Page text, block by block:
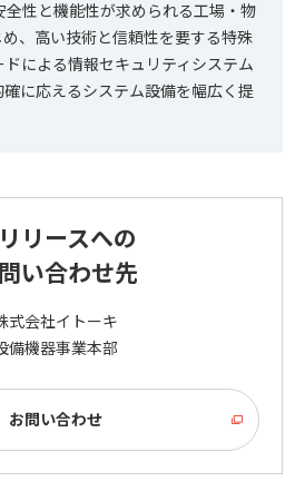
全性と機能性が求められる工場・物
、高い技術と信頼性を要する特殊
による情報セキュリティシステム
に応えるシステム設備を幅広く提
リースへの
い合わせ先
式会社イトーキ
備機器事業本部
お問い合わせ